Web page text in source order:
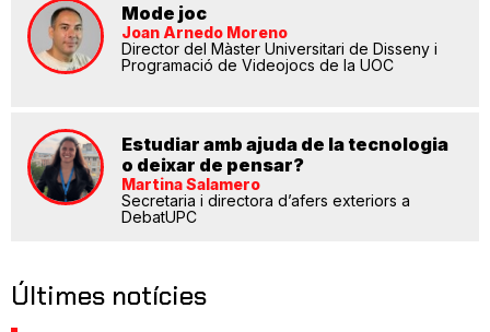
Mode joc
Joan Arnedo Moreno
Director del Màster Universitari de Disseny i
Programació de Videojocs de la UOC
Estudiar amb ajuda de la tecnologia
o deixar de pensar?
Martina Salamero
Secretaria i directora d’afers exteriors a
DebatUPC
Últimes notícies